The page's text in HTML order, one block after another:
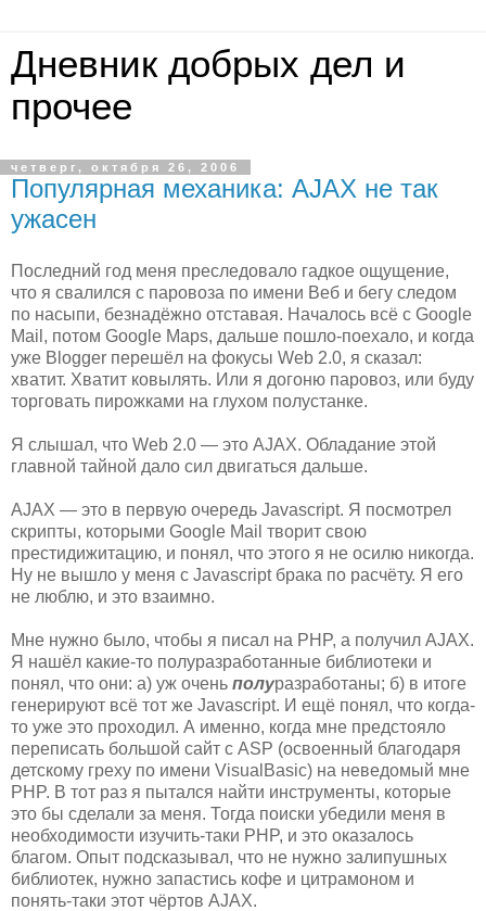
Дневник добрых дел и
прочее
четверг, октября 26, 2006
Популярная механика: AJAX не так
ужасен
Последний год меня преследовало гадкое ощущение,
что я свалился с паровоза по имени Веб и бегу следом
по насыпи, безнадёжно отставая. Началось всё с Google
Mail, потом Google Maps, дальше пошло-поехало, и когда
уже Blogger перешёл на фокусы Web 2.0, я сказал:
хватит. Хватит ковылять. Или я догоню паровоз, или буду
торговать пирожками на глухом полустанке.
Я слышал, что Web 2.0 — это AJAX. Обладание этой
главной тайной дало сил двигаться дальше.
AJAX — это в первую очередь Javascript. Я посмотрел
скрипты, которыми Google Mail творит свою
престидижитацию, и понял, что этого я не осилю никогда.
Ну не вышло у меня с Javascript брака по расчёту. Я его
не люблю, и это взаимно.
Мне нужно было, чтобы я писал на PHP, а получил AJAX.
Я нашёл какие-то полуразработанные библиотеки и
понял, что они: а) уж очень полуразработаны; б) в итоге
генерируют всё тот же Javascript. И ещё понял, что когда-
то уже это проходил. А именно, когда мне предстояло
переписать большой сайт с ASP (освоенный благодаря
детскому греху по имени VisualBasic) на неведомый мне
PHP. В тот раз я пытался найти инструменты, которые
это бы сделали за меня. Тогда поиски убедили меня в
необходимости изучить-таки PHP, и это оказалось
благом. Опыт подсказывал, что не нужно залипушных
библиотек, нужно запастись кофе и цитрамоном и
понять-таки этот чёртов AJAX.